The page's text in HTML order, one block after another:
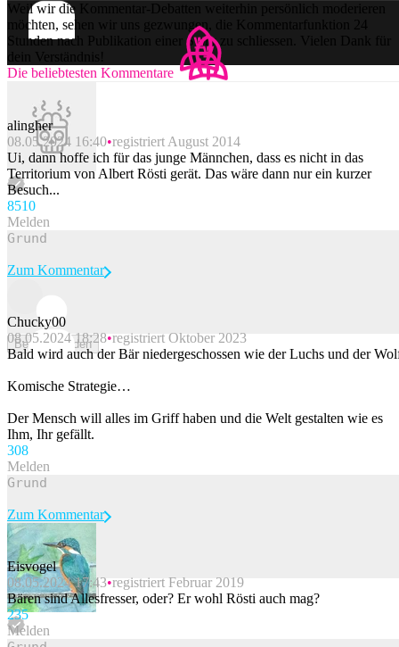
Weil wir die Kommentar-Debatten weiterhin persönlich moderieren
möchten, sehen wir uns gezwungen, die Kommentarfunktion 24
Stunden nach Publikation einer Story zu schliessen. Vielen Dank für
dein Verständnis!
Die beliebtesten Kommentare
alingher
08.05.2024 16:40 registriert August 2014
Ui, dann hoffe ich für das junge Männchen, dass es nicht in das
Territorium von Albert Rösti gerät. Das wäre dann nur ein kurzer
Besuch...
8510
Melden
Beitrag melden
Zum Kommentar
Chucky00
08.05.2024 18:28 registriert Oktober 2023
Bald wird auch der Bär niedergeschossen wie der Luchs und der
Komische Strategie…
Der Mensch will alles im Griff haben und die Welt gestalten wie es
Ihm, Ihr gefällt.
308
Melden
Beitrag melden
Zum Kommentar
Eisvogel
08.05.2024 17:43 registriert Februar 2019
Bären sind Allesfresser, oder? Er wohl Rösti auch mag?
235
Melden